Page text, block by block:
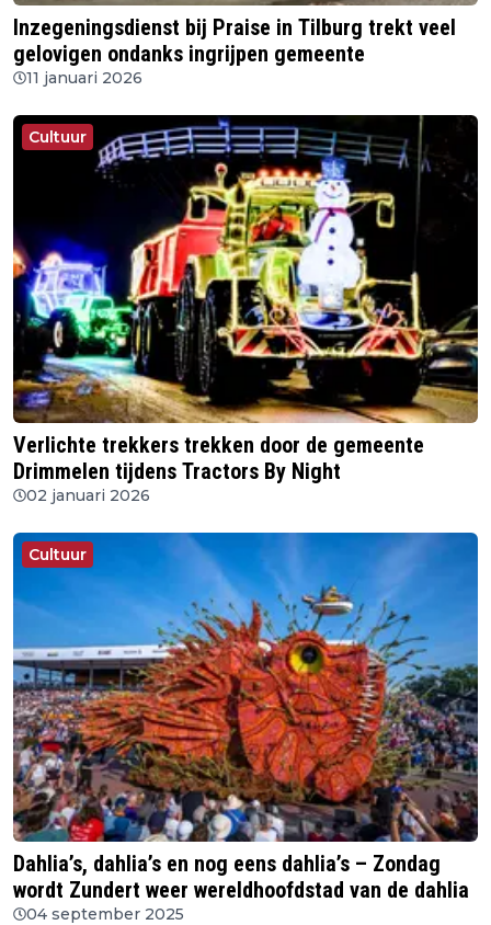
Inzegeningsdienst bij Praise in Tilburg trekt veel
gelovigen ondanks ingrijpen gemeente
11 januari 2026
Cultuur
Verlichte trekkers trekken door de gemeente
Drimmelen tijdens Tractors By Night
02 januari 2026
Cultuur
Dahlia’s, dahlia’s en nog eens dahlia’s – Zondag
wordt Zundert weer wereldhoofdstad van de dahlia
04 september 2025